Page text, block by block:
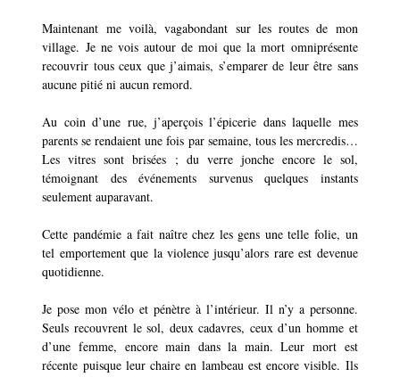
Maintenant me voilà, vagabondant sur les routes de mon
village. Je ne vois autour de moi que la mort omniprésente
recouvrir tous ceux que j’aimais, s’emparer de leur être sans
aucune pitié ni aucun remord.
Au coin d’une rue, j’aperçois l’épicerie dans laquelle mes
parents se rendaient une fois par semaine, tous les mercredis…
Les vitres sont brisées ; du verre jonche encore le sol,
témoignant des événements survenus quelques instants
seulement auparavant.
Cette pandémie a fait naître chez les gens une telle folie, un
tel emportement que la violence jusqu’alors rare est devenue
quotidienne.
Je pose mon vélo et pénètre à l’intérieur. Il n’y a personne.
Seuls recouvrent le sol, deux cadavres, ceux d’un homme et
d’une femme, encore main dans la main. Leur mort est
récente puisque leur chaire en lambeau est encore visible. Ils